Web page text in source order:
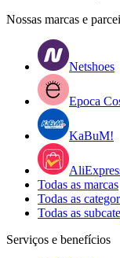
Nossas marcas e
Netshoes
Epoca
KaBuM!
Todas as marcas
Todas as
Todas as
Serviços e benefícios